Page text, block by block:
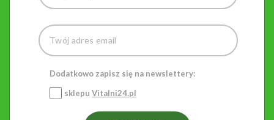
Dodatkowo zapisz się na newslettery:
sklepu Vitalni24.pl